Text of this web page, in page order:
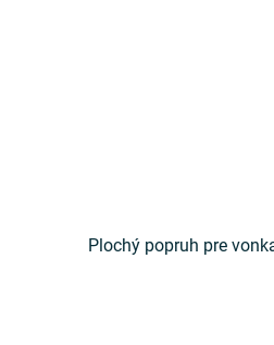
Plochý popruh pre